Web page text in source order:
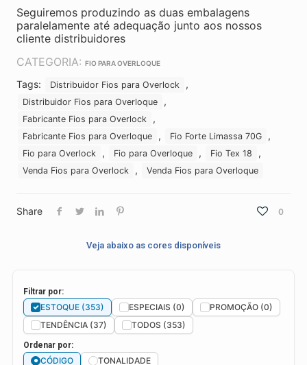
Seguiremos produzindo as duas embalagens
paralelamente até adequação junto aos nossos
cliente distribuidores
CATEGORIA: FIO PARA OVERLOQUE
Tags: Distribuidor Fios para Overlock ,
Distribuidor Fios para Overloque ,
Fabricante Fios para Overlock ,
Fabricante Fios para Overloque , Fio Forte Limassa 70G ,
Fio para Overlock , Fio para Overloque , Fio Tex 18 ,
Venda Fios para Overlock , Venda Fios para Overloque
Share 0
Veja abaixo as cores disponíveis
Filtrar por:
ESTOQUE (353) ESPECIAIS (0)
PROMOÇÃO (0)
TENDÊNCIA (37)
TODOS (353)
Ordenar por:
CÓDIGO TONALIDADE